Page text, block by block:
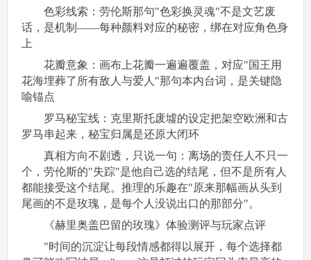
色彩线索：劳伦斯那句"色彩换灵魂"不是文艺废
话，是机制——每种颜料对应的秘密，绑在对应角色身
上
花瓣意象：画布上花瓣一遍遍覆盖，对应"国王用
花海埋葬了所有敌人与爱人"那句本内台词，是关键隐
喻锚点
罗马秘宝线：克里斯托废墟的设定把架空欧洲和古
罗马串起来，秘宝归属是还原大闭环
真相方向不剧透，只说一句：离场的责任人不只一
个，劳伦斯的"失踪"是他自己选的结尾，但不是所有人
都能接受这个结尾。推理的乐趣在"原来那幅画从头到
尾画的不是玫瑰，是每个人没说出口的那部分"。
《赫里奥盖巴留的玫瑰》体验测评与玩家点评
"时间的沉淀让每段情感都得以展开，每个选择都